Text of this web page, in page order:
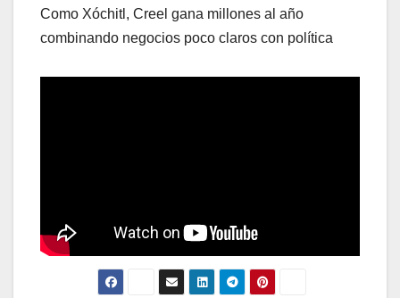
Como Xóchitl, Creel gana millones al año
combinando negocios poco claros con política